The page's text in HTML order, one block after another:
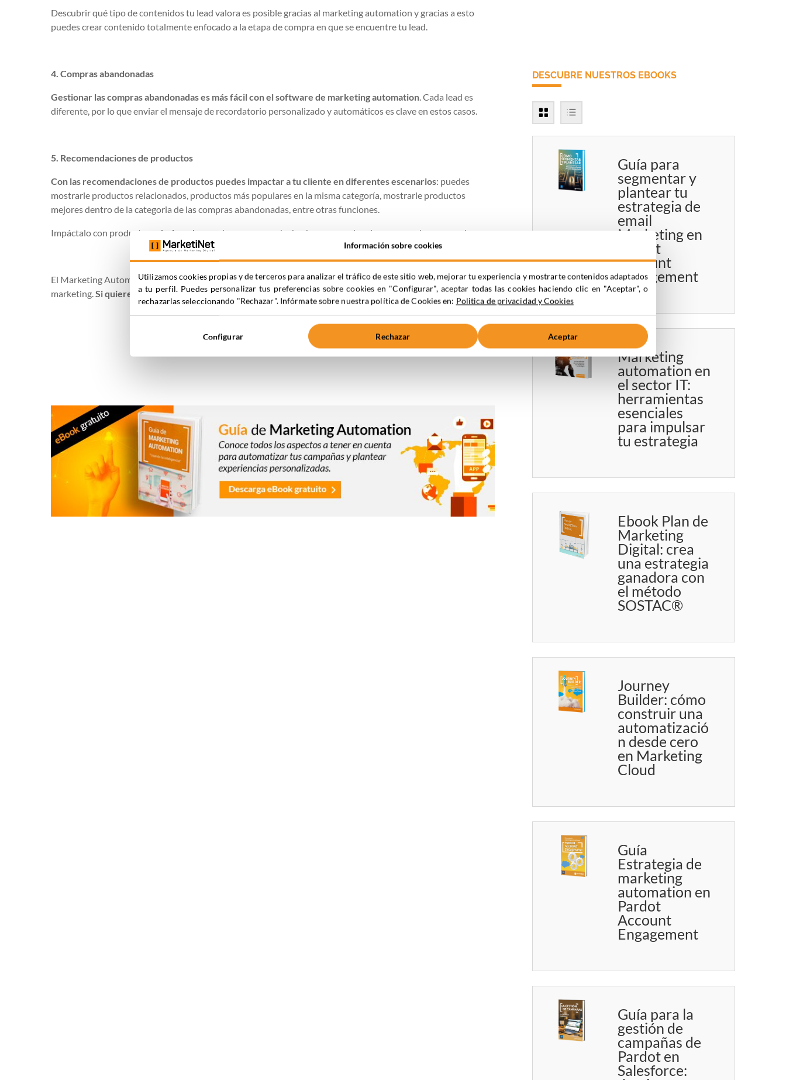
Descubrir qué tipo de contenidos tu lead valora es posible gracias al marketing automation y gracias a esto
puedes crear contenido totalmente enfocado a la etapa de compra en que se encuentre tu lead.
4. Compras abandonadas
Gestionar las compras abandonadas es más fácil con el software de marketing automation. Cada lead es
diferente, por lo que enviar el mensaje de recordatorio personalizado y automáticos es clave en estos casos.
5. Recomendaciones de productos
Con las recomendaciones de productos puedes impactar a tu cliente en diferentes escenarios: puedes
mostrarle productos relacionados, productos más populares en la misma categoría, mostrarle productos
mejores dentro de la categoria de las compras abandonadas, entre otras funciones.
Impáctalo con productos relacionados con la compra que ha hecho y no con lo mismo que ya ha comprado.
El Marketing Automation es una herramienta muy útil a la hora de gestionar tus estrategias y tácticas de
marketing.Si quieres seguir informándote de este tema descarga nuestro ebook gratuito:
DESCUBRE NUESTROS EBOOKS
Guía para
segmentar y
plantear tu
estrategia de
email
Marketing en
Pardot
Account
Engagement
Marketing
automation en
el sector IT:
herramientas
esenciales
para impulsar
tu estrategia
Ebook Plan de
Marketing
Digital: crea
una estrategia
ganadora con
el método
SOSTAC®
Journey
Builder: cómo
construir una
automatizació
n desde cero
en Marketing
Cloud
Guía
Estrategia de
marketing
automation en
Pardot
Account
Engagement
Guía para la
gestión de
campañas de
Pardot en
Salesforce:
Información sobre cookies
Utilizamos cookies propias y de terceros para analizar el tráfico de este sitio web, mejorar tu experiencia y mostrarte contenidos adaptados
a tu perfil. Puedes personalizar tus preferencias sobre cookies en "Configurar", aceptar todas las cookies haciendo clic en "Aceptar", o
rechazarlas seleccionando "Rechazar". Infórmate sobre nuestra política de Cookies en: Politica de privacidad y Cookies
Configurar Rechazar Aceptar